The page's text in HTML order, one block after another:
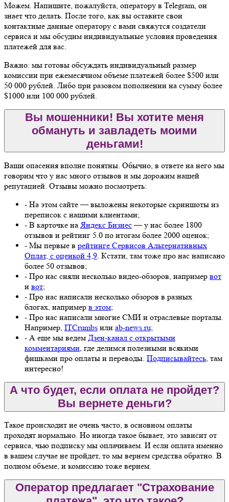
Можем. Напишите, пожалуйста, оператору в Telegram, он
знает что делать. После того, как вы оставите свои
контактные данные оператору с вами свяжутся создатели
сервиса и мы обсудим индивидуальные условия проведения
платежей для вас.
Важно: мы готовы обсуждать индивидуальный размер
комиссии при ежемесячном объеме платежей более $500 или
50 000 рублей. Либо при разовом пополнении на сумму более
$1000 или 100 000 рублей.
Вы мошенники! Вы хотите меня
обмануть и завладеть моими
деньгами!
Ваши опасения вполне понятны. Обычно, в ответе на него мы
говорим что у нас много отзывов и мы дорожим нашей
репутацией. Отзывы можно посмотреть:
- На этом сайте — выложены некоторые скриншоты из
переписок с нашими клиентами;
- В карточке наЯндекс Бизнес— у нас более 1800
отзывов и рейтинг 5.0 по итогам более 2000 оценок;
- Мы первые в рейтинге Сервисов Альтернативных
Оплат, с оценкой 4,9. Кстати, там тоже про нас написано
более 50 отзывов;
- Про нас сняли несколько видео-обзоров, например вот
и вот;
- Про нас написали несколько обзоров в разных
блогах, например в этом;
- Про нас написали многие СМИ и отраслевые порталы.
Например, ITCrumbs или ab-news.ru;
- А еще мы ведем Дзен-канал с открытыми
комментариями, где делимся полезными всякими
фишками про оплаты и переводы. Подписывайтесь, там
интересно!
А что будет, если оплата не пройдет?
Вы вернете деньги?
Такое происходит не очень часто, в основном оплаты
проходят нормально. Но иногда такое бывает, это зависит от
сервиса, чью подписку мы оплачиваем. И если оплата именно
в вашем случае не пройдет, то мы вернем средства обратно. В
полном объеме, и комиссию тоже вернем.
Оператор предлагает "Страхование